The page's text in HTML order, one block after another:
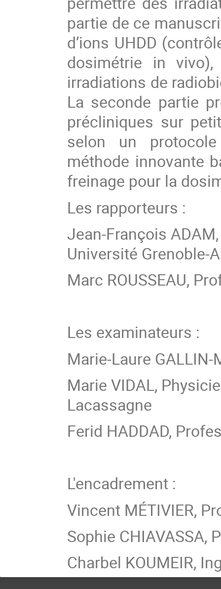
partie de ce
d’ions UHDD
dosimétrie in
irradiations de
La seconde partie
précliniques sur
selon un
méthode innovante
freinage pour la
Les rapporteurs :
Jean-François
Université Grenoble-
Marc ROUSSEAU,
Les examinateurs :
Marie-Laure GALLIN-
Marie VIDAL,
Lacassagne
Ferid HADDAD,
L'encadrement :
Vincent MÉTIVIER,
Sophie CHIAVASSA,
Charbel KOUMEIR,